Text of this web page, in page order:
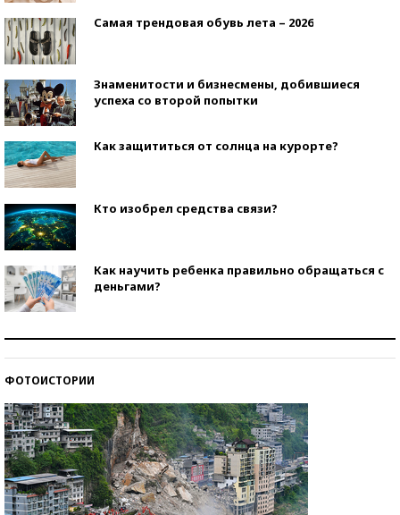
Самая трендовая обувь лета – 2026
Знаменитости и бизнесмены, добившиеся
успеха со второй попытки
Как защититься от солнца на курорте?
Кто изобрел средства связи?
Как научить ребенка правильно обращаться с
деньгами?
ФОТОИСТОРИИ